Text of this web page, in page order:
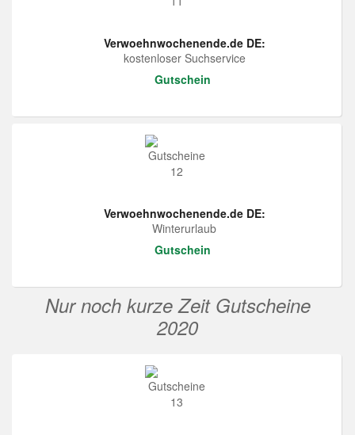
Verwoehnwochenende.de DE:
kostenloser Suchservice
Gutschein
Verwoehnwochenende.de DE:
Winterurlaub
Gutschein
Nur noch kurze Zeit Gutscheine
2020